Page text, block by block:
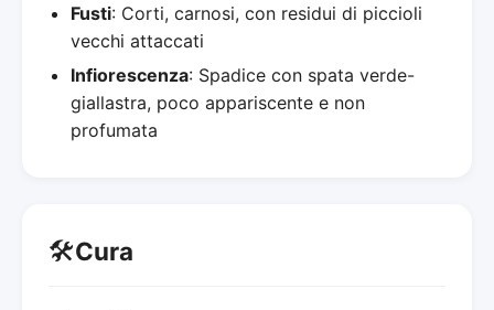
Fusti: Corti, carnosi, con residui di piccioli
vecchi attaccati
Infiorescenza: Spadice con spata verde-
giallastra, poco appariscente e non
profumata
🛠️Cura